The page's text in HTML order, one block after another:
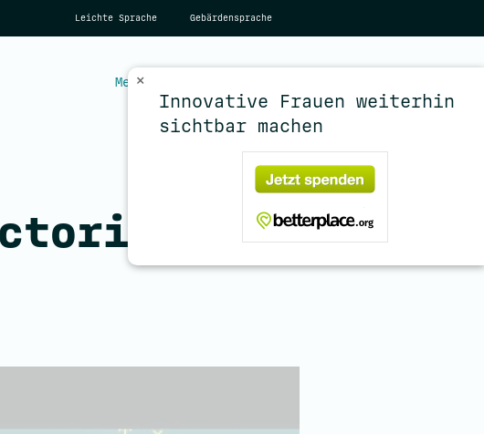
×
Innovative Frauen weiterhin
sichtbar machen
Leichte Sprache Gebärdensprache
Menü
ist